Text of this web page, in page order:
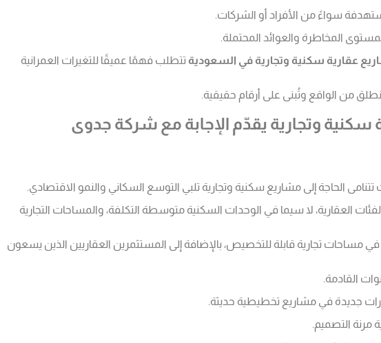
سواءً من الأفراد أو الشركات.
المخاطرة والعوائد المحتملة.
عقارية سكنية وتجارية في السعودية تتطلب فهمًا عميقًا للتغيرات العمرانية
من الواقع وتُبنى على أرقام حقيقية.
وتجارية يقدّم الإجابة مع شركة جدوى
الحاجة إلى مشاريع سكنية وتجارية تلبي التوسع السكاني والنمو الاقتصادي.
لا سيما في الوحدات السكنية متوسطة التكلفة، والمساحات التجارية
تجارية قابلة للتخصيص، بالإضافة إلى المستثمرين العقاريين الذين يسعون
القادمة.
مرنة التصميم.